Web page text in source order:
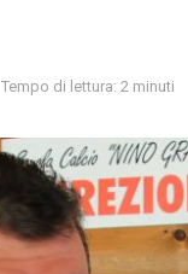
Tempo di lettura: 2 minuti